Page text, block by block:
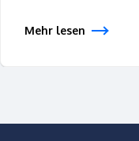
Mehr lesen